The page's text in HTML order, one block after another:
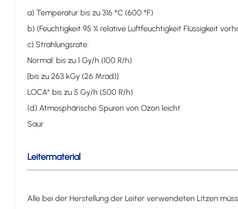
a) Temperatur bis zu 316 °C (600 °F)
b) (Feuchtigkeit 95 % relative Luftfeuchtigkeit Flüssigkeit
c) Strahlungsrate:
Normal: bis zu 1 Gy/h (100 R/h)
[bis zu 263 kGy (26 Mrad)]
LOCA* bis zu 5 Gy/h (500 R/h)
(d) Atmosphärische Spuren von Ozon leicht
Saur
Leitermaterial
Alle bei der Herstellung der Leiter verwendeten Litzen